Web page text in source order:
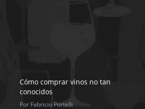
Cómo comprar vinos no tan
conocidos
Por Fabricio Portelli